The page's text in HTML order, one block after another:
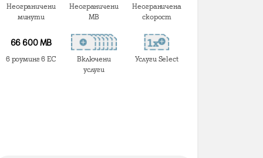
Неограничени
минути
Неограничени
MB
Неограничена
скорост
66 600 MB
в роуминг в ЕС
Включени
услуги
Услуги Select